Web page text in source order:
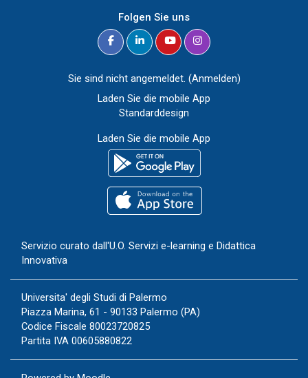
Folgen Sie uns
Sie sind nicht angemeldet. (Anmelden)
Laden Sie die mobile App
Standarddesign
Laden Sie die mobile App
Servizio curato dall'U.O. Servizi e-learning e Didattica
Innovativa
Universita' degli Studi di Palermo
Piazza Marina, 61 - 90133 Palermo (PA)
Codice Fiscale 80023720825
Partita IVA 00605880822